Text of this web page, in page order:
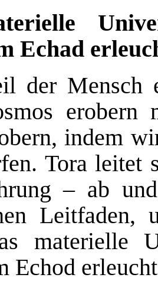
Echad
der Mensch
erobern
indem
Tora leitet
– ab
Leitfaden,
materielle
Echod